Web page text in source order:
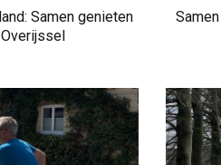
Samen genieten